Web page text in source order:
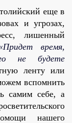
еще в
и угрозах,
лишенный
время,
не будете
ленту или
вспомнить
самим себе, а
нашего